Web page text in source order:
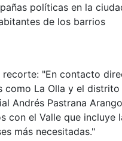
políticas en la
de los barrios
"En contacto
como La Olla y el distrito
Andrés Pastrana
con el Valle que incluye
más necesitadas."